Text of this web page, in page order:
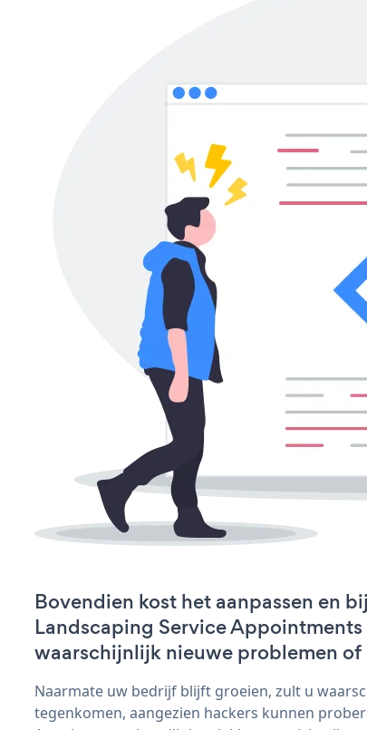
Bovendien kost het aanpassen en
Landscaping Service
waarschijnlijk nieuwe problemen of
Naarmate uw bedrijf blijft groeien, zult u
tegenkomen, aangezien hackers kunnen